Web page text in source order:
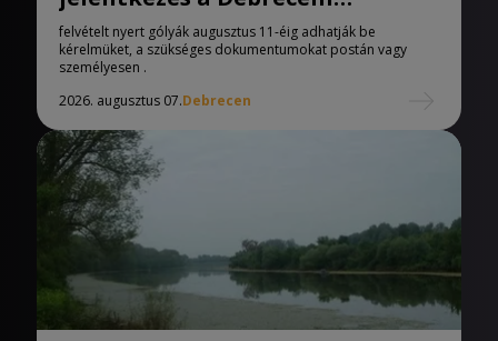
Egyetemen
felvételt nyert gólyák augusztus 11-éig adhatják be
kérelmüket, a szükséges dokumentumokat postán vagy
személyesen .
2026. augusztus 07.Debrecen